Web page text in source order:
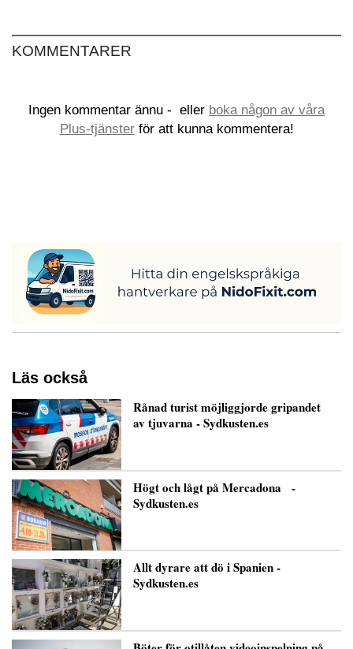
KOMMENTARER
Ingen kommentar ännu - eller boka någon av våra
Plus-tjänsterför att kunna kommentera!